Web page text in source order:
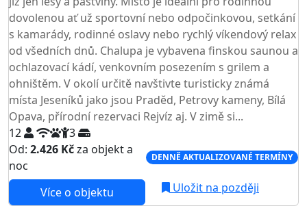
dovolenou ať už sportovní nebo odpočinkovou, setkání
s kamarády, rodinné oslavy nebo rychlý víkendový relax
od všedních dnů. Chalupa je vybavena finskou saunou a
ochlazovací kádí, venkovním posezením s grilem a
ohništěm. V okolí určitě navštivte turisticky známá
místa Jeseníků jako jsou Praděd, Petrovy kameny, Bílá
Opava, přírodní rezervaci Rejvíz aj. V zimě si...
12
3
Od: 2.426 Kčza objekt a
noc
DENNĚ AKTUALIZOVANÉ TERMÍNY
Více o objektu Uložit na později